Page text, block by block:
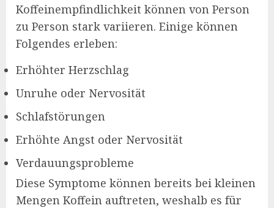
Koffeinempfindlichkeit können von Person
zu Person stark variieren. Einige können
Folgendes erleben:
Erhöhter Herzschlag
Unruhe oder Nervosität
Schlafstörungen
Erhöhte Angst oder Nervosität
Verdauungsprobleme
Diese Symptome können bereits bei kleinen
Mengen Koffein auftreten, weshalb es für